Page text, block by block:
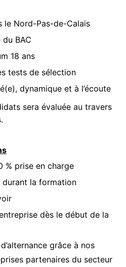
le Nord-Pas-de-Calais
BAC
18 ans
tests de sélection
dynamique et à l’écoute
sera évaluée au travers
% prise en charge
durant la formation
dès le début de la
grâce à nos
partenaires du secteur